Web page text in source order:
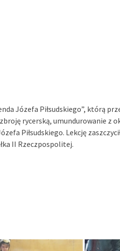
Józefa Piłsudskiego”, którą
rycerską, umundurowanie z
Piłsudskiego. Lekcję
II Rzeczpospolitej.